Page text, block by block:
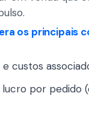
os principais
custos
por pedido